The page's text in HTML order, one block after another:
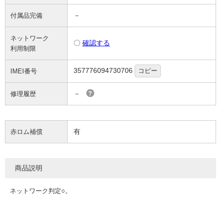
付属品完備 －
ネットワーク
利用制限
〇 確認する
IMEI番号 357776094730706 コピー
修理履歴 － ?
赤ロム補償 有
商品説明
ネットワーク判定○。